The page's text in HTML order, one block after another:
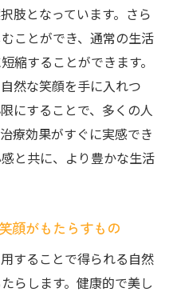
肢となっています。さら
ことができ、通常の生活
縮することができます。
然な笑顔を手に入れつ
にすることで、多くの人
療効果がすぐに実感でき
と共に、より豊かな生活
顔がもたらすもの
することで得られる自然
らします。健康的で美し